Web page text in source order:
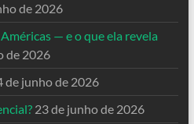
de 2026
— e o que ela revela
de 2026
de junho de 2026
23 de junho de 2026